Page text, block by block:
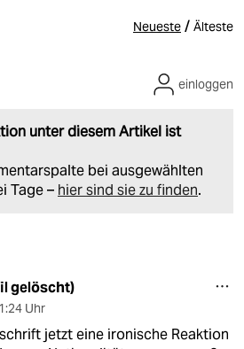
Neueste / Älteste
unter diesem Artikel ist
bei ausgewählten
Tage – hier sind sie zu finden.
einloggen
gelöscht)
Uhr
jetzt eine ironische Reaktion